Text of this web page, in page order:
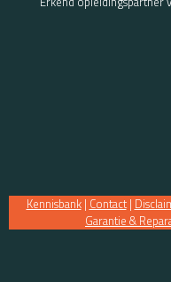
Kennisbank| Contact|
Garantie &